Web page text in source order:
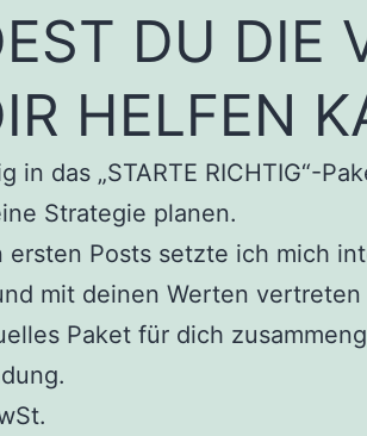
DU DIE
HELFEN
in das „STARTE RICHTIG“-
Strategie planen.
Posts setzte ich mich
mit deinen Werten
Paket für dich